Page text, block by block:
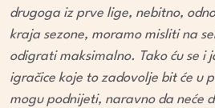
drugoga iz prve lige, nebitno,
kraja sezone, moramo misliti na
odigrati maksimalno. Tako ću se i
igračice koje to zadovolje bit će u
mogu podnijeti, naravno da neće